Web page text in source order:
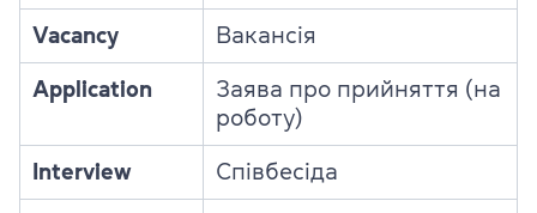
Vacancy Вакансія
Application
Заява про прийняття (на
роботу)
Interview Співбесіда